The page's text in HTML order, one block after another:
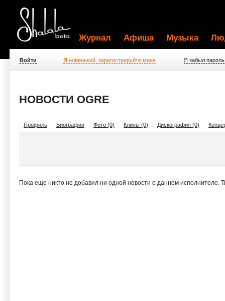
Журнал Афиша Музыка
Войти Я новенький, зарегистрируйте меня Я забыл пароль
НОВОСТИ OGRE
Профиль Биография Фото (0) Клипы (0) Дискография (0)
Пока еще никто не добавил ни одной новости о данном